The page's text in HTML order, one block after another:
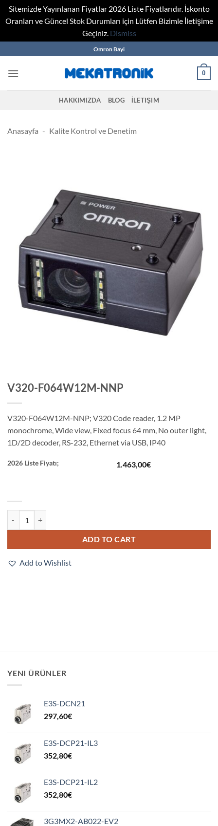
Sitemizde Yayınlanan Fiyatlar 2026 Liste Fiyatlarıdır. İskonto
Oranları ve Güncel Stok Durumları için Lütfen Bizimle İletişime
Geçiniz. Dismiss
to
content
Omron Bayi
0
HAKKIMIZDA BLOG İLETIŞIM
Anasayfa - Kalite Kontrol ve Denetim
V320-F064W12M-NNP
V320-F064W12M-NNP; V320 Code reader, 1.2 MP
monochrome, Wide view, Fixed focus 64 mm, No outer light,
1D/2D decoder, RS-232, Ethernet via USB, IP40
2026 Liste Fiyatı; 1.463,00€
ADD TO CART
Add to Wishlist
YENI ÜRÜNLER
E3S-DCN21
297,60€
E3S-DCP21-IL3
352,80€
E3S-DCP21-IL2
352,80€
3G3MX2-AB022-EV2